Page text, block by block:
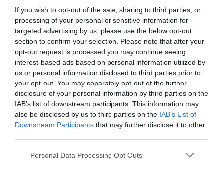
If you wish to opt-out of the sale, sharing to third parties, or
processing of your personal or sensitive information for
targeted advertising by us, please use the below opt-out
section to confirm your selection. Please note that after your
opt-out request is processed you may continue seeing
interest-based ads based on personal information utilized by
us or personal information disclosed to third parties prior to
your opt-out. You may separately opt-out of the further
disclosure of your personal information by third parties on the
IAB’s list of downstream participants. This information may
also be disclosed by us to third parties on the IAB’s List of
Downstream Participants that may further disclose it to other
Please note that this website/app uses one or more Google
Personal Data Processing Opt Outs
valutare tutto con attenzione. Non sottovalutare
l’importanza di un acquisto ponderato: un piccolo
sforzo in più può evitare grandi rimpianti. E chi lo
sa? Potresti scoprire che il mobile dei tuoi sogni è
proprio dietro l’angolo, in un’ottima offerta!
In conclusione, seguendo questi7 segreti, sarai in
grado di navigare nel mondo dell’arredamento
online con più sicurezza e soddisfazione. Non
dimenticare di condividere questi consigli con
amici e familiari: chi non vorrebbe evitare brutte
sorprese durante un acquisto? 💯✨